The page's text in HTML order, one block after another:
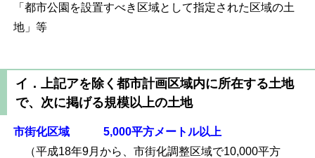
「都市公園を設置すべき区域として指定された区域の土
地」等
イ．上記アを除く都市計画区域内に所在する土地
で、次に掲げる規模以上の土地
市街化区域 5,000平方メートル以上
（平成18年9月から、市街化調整区域で10,000平方